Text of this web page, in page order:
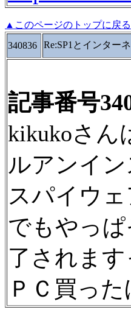
▲このページのトップに戻る
340836
Re:SP1とインター
記事番号
kikukoさん
ルアンイ
スパイウ
でもやっ
了されま
ＰＣ買っ